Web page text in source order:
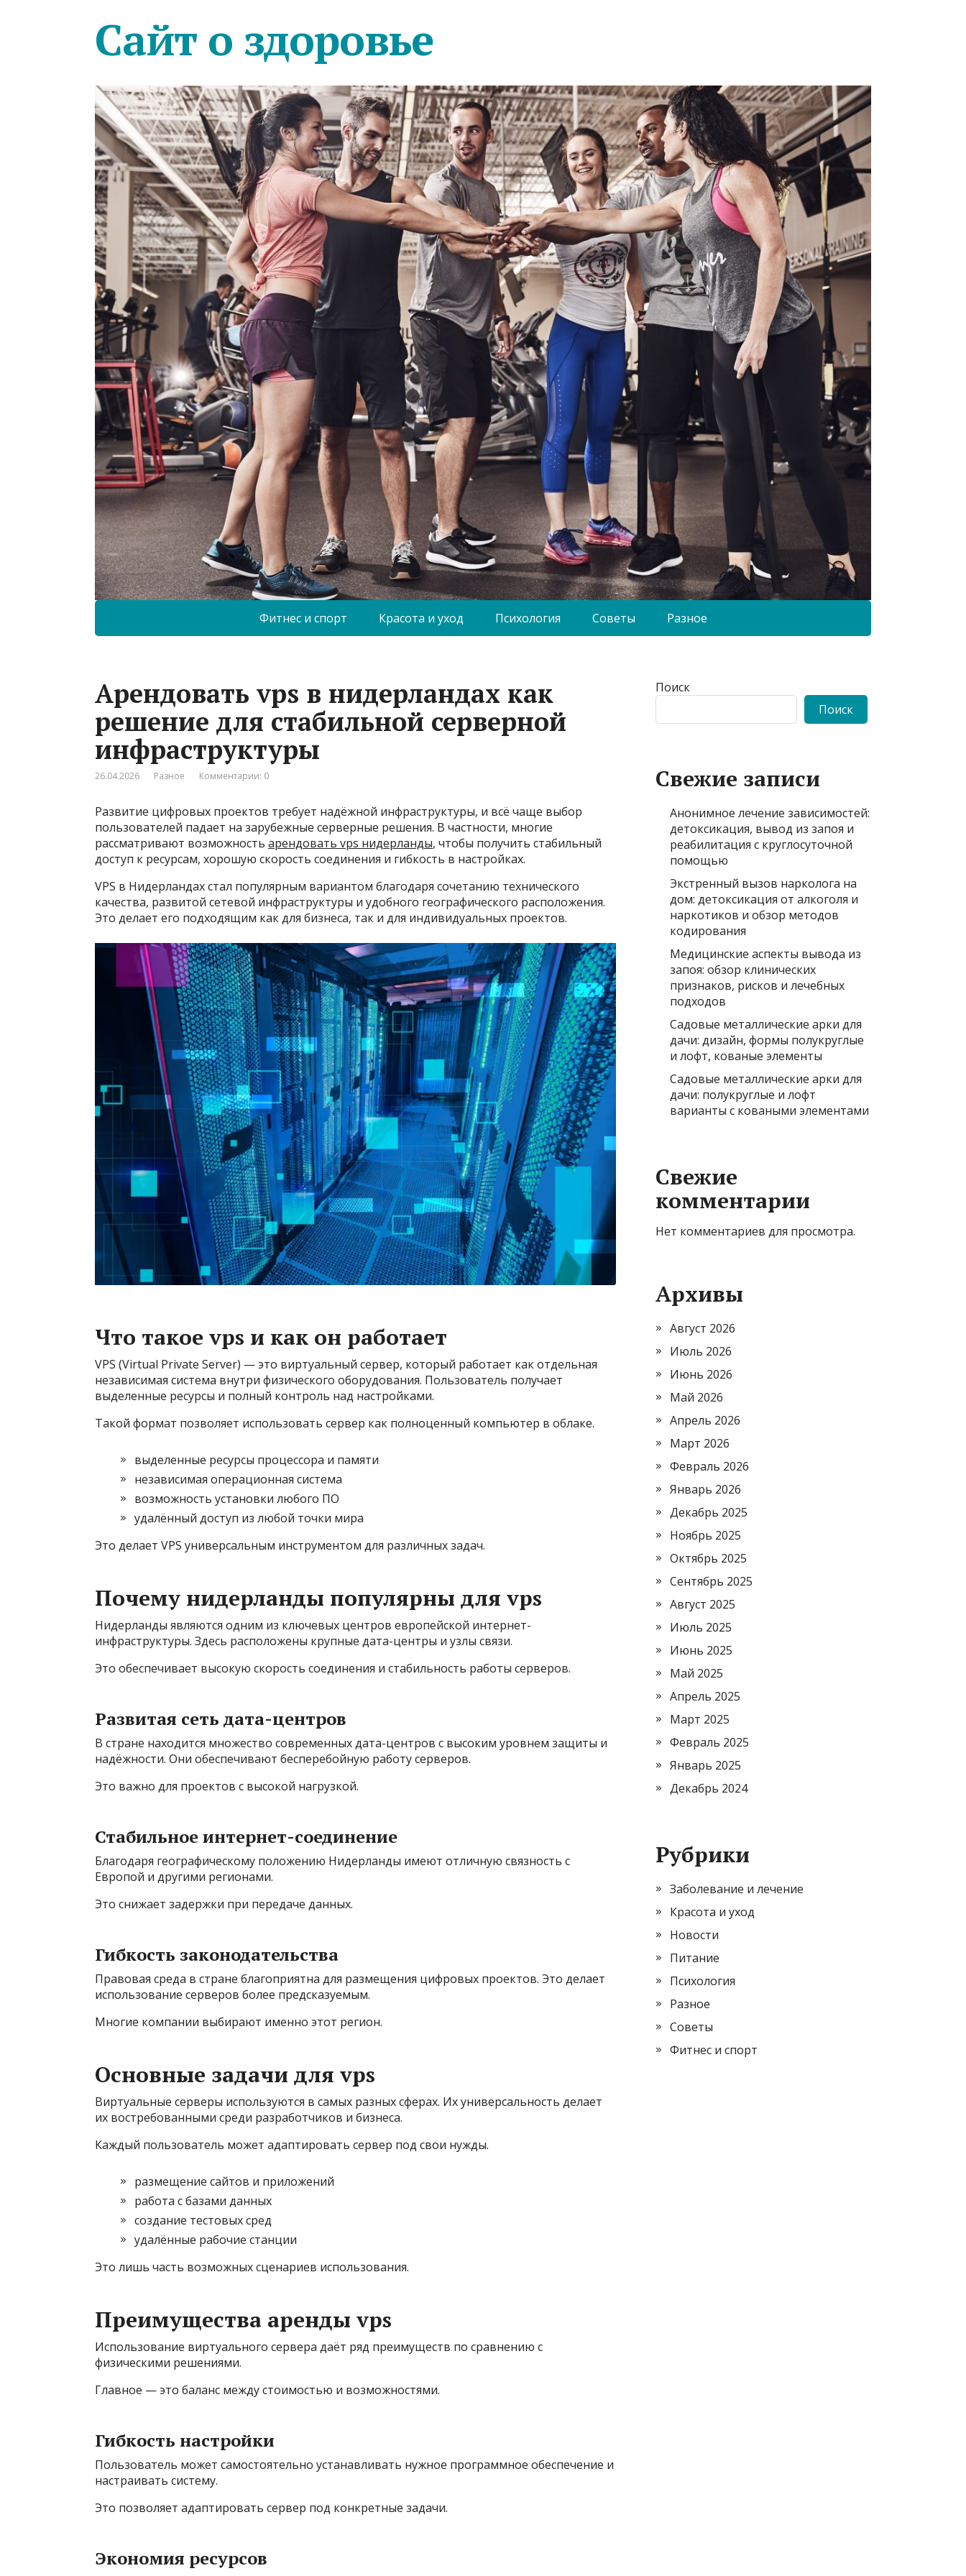
Сайт о здоровье
Фитнес и спорт Красота и уход Психология Советы Разное
Арендовать vps в нидерландах как
решение для стабильной серверной
инфраструктуры
26.04.2026 Разное Комментарии: 0
Развитие цифровых проектов требует надёжной инфраструктуры, и всё чаще выбор
пользователей падает на зарубежные серверные решения. В частности, многие
рассматривают возможность арендовать vps нидерланды, чтобы получить стабильный
доступ к ресурсам, хорошую скорость соединения и гибкость в настройках.
VPS в Нидерландах стал популярным вариантом благодаря сочетанию технического
качества, развитой сетевой инфраструктуры и удобного географического расположения.
Это делает его подходящим как для бизнеса, так и для индивидуальных проектов.
Что такое vps и как он работает
VPS (Virtual Private Server) — это виртуальный сервер, который работает как отдельная
независимая система внутри физического оборудования. Пользователь получает
выделенные ресурсы и полный контроль над настройками.
Такой формат позволяет использовать сервер как полноценный компьютер в облаке.
выделенные ресурсы процессора и памяти
независимая операционная система
возможность установки любого ПО
удалённый доступ из любой точки мира
Это делает VPS универсальным инструментом для различных задач.
Почему нидерланды популярны для vps
Нидерланды являются одним из ключевых центров европейской интернет-
инфраструктуры. Здесь расположены крупные дата-центры и узлы связи.
Это обеспечивает высокую скорость соединения и стабильность работы серверов.
Развитая сеть дата-центров
В стране находится множество современных дата-центров с высоким уровнем защиты и
надёжности. Они обеспечивают бесперебойную работу серверов.
Это важно для проектов с высокой нагрузкой.
Стабильное интернет-соединение
Благодаря географическому положению Нидерланды имеют отличную связность с
Европой и другими регионами.
Это снижает задержки при передаче данных.
Гибкость законодательства
Правовая среда в стране благоприятна для размещения цифровых проектов. Это делает
использование серверов более предсказуемым.
Многие компании выбирают именно этот регион.
Основные задачи для vps
Виртуальные серверы используются в самых разных сферах. Их универсальность делает
их востребованными среди разработчиков и бизнеса.
Каждый пользователь может адаптировать сервер под свои нужды.
размещение сайтов и приложений
работа с базами данных
создание тестовых сред
удалённые рабочие станции
Это лишь часть возможных сценариев использования.
Преимущества аренды vps
Использование виртуального сервера даёт ряд преимуществ по сравнению с
физическими решениями.
Главное — это баланс между стоимостью и возможностями.
Гибкость настройки
Пользователь может самостоятельно устанавливать нужное программное обеспечение и
настраивать систему.
Это позволяет адаптировать сервер под конкретные задачи.
Экономия ресурсов
Поиск
Поиск
Свежие записи
Анонимное лечение зависимостей:
детоксикация, вывод из запоя и
реабилитация с круглосуточной
помощью
Экстренный вызов нарколога на
дом: детоксикация от алкоголя и
наркотиков и обзор методов
кодирования
Медицинские аспекты вывода из
запоя: обзор клинических
признаков, рисков и лечебных
подходов
Садовые металлические арки для
дачи: дизайн, формы полукруглые
и лофт, кованые элементы
Садовые металлические арки для
дачи: полукруглые и лофт
варианты с коваными элементами
Свежие
комментарии
Нет комментариев для просмотра.
Архивы
Август 2026
Июль 2026
Июнь 2026
Май 2026
Апрель 2026
Март 2026
Февраль 2026
Январь 2026
Декабрь 2025
Ноябрь 2025
Октябрь 2025
Сентябрь 2025
Август 2025
Июль 2025
Июнь 2025
Май 2025
Апрель 2025
Март 2025
Февраль 2025
Январь 2025
Декабрь 2024
Рубрики
Заболевание и лечение
Красота и уход
Новости
Питание
Психология
Разное
Советы
Фитнес и спорт